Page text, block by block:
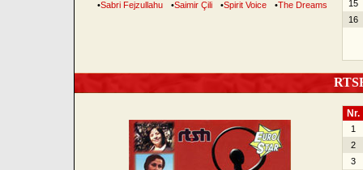
•Sabri Fejzullahu •Saimir Çili •Spirit Voice •The Dreams
15
16
Nr.
1
2
3